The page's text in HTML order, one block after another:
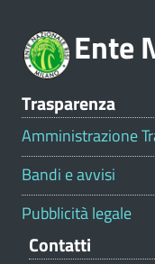
Ente
Trasparenza
Amministrazione
Bandi e avvisi
Pubblicità legale
Contatti